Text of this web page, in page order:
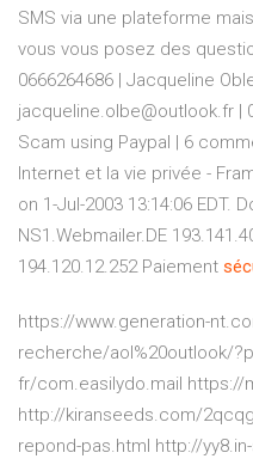
SMS via une plateforme
vous vous posez des
0666264686 | Jacqueline
jacqueline.olbe@outlook.fr |
Scam using Paypal | 6
Internet et la vie privée -
on 1-Jul-2003 13:14:06 EDT.
NS1.Webmailer.DE
194.120.12.252 Paiement
https://www.generation-
recherche/aol%20outlook/
fr/com.easilydo.mail https://
http://kiranseeds.com/
repond-pas.html http://